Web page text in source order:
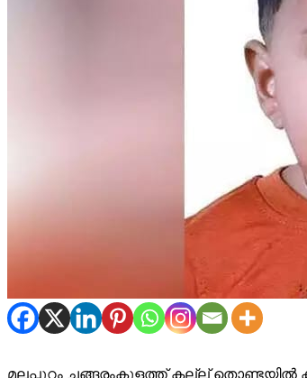
മലപ്പുറം ചങ്ങരംകുളത്ത് കല്ല് തൊണ്ടയിൽ